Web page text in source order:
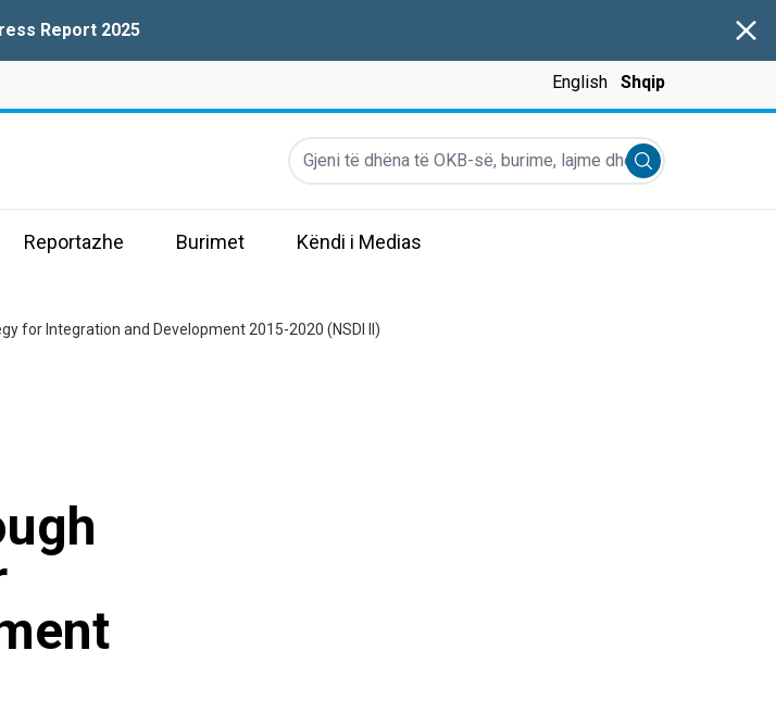
Report 2025
English Shqip
Gjeni të dhëna të OKB-së, burime, lajme dhe më shumë...
Submit search
Reportazhe Burimet Këndi i Medias
for Integration and Development 2015-2020 (NSDI II)